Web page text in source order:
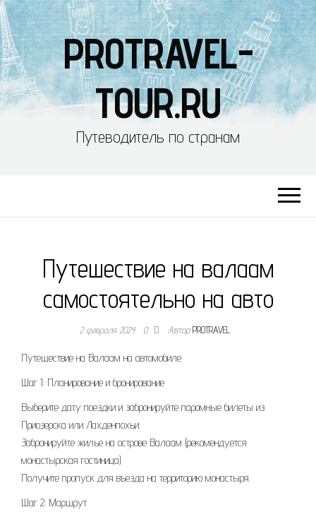
PROTRAVEL-
TOUR.RU
Путеводитель по странам
Путешествие на валаам
самостоятельно на авто
2 февраля 2024 0 АвторPROTRAVEL
Путешествие на Валаам на автомобиле
Шаг 1: Планирование и бронирование
Выберите дату поездки и забронируйте паромные билеты из
Приозерска или Лахденпохьи.
Забронируйте жилье на острове Валаам (рекомендуется
монастырская гостиница).
Получите пропуск для въезда на территорию монастыря.
Шаг 2: Маршрут